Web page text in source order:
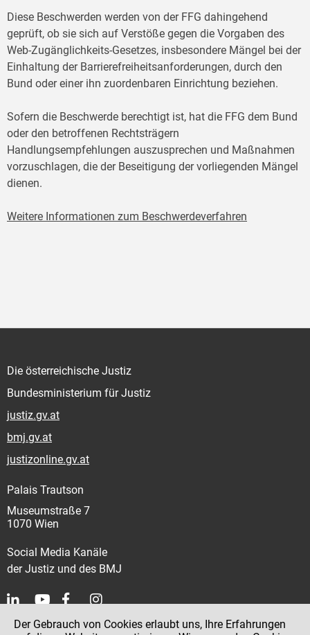
Diese Beschwerden werden von der FFG dahingehend
geprüft, ob sie sich auf Verstöße gegen die Vorgaben des
Web-Zugänglichkeits-Gesetzes, insbesondere Mängel bei der
Einhaltung der Barrierefreiheitsanforderungen, durch den
Bund oder einer ihn zuordenbaren Einrichtung beziehen.
Sofern die Beschwerde berechtigt ist, hat die FFG dem Bund
oder den betroffenen Rechtsträgern
Handlungsempfehlungen auszusprechen und Maßnahmen
vorzuschlagen, die der Beseitigung der vorliegenden Mängel
dienen.
Weitere Informationen zum Beschwerdeverfahren
Die österreichische Justiz
Bundesministerium für Justiz
justiz.gv.at
bmj.gv.at
justizonline.gv.at
Palais Trautson
Museumstraße 7
1070 Wien
Social Media Kanäle
der Justiz und des BMJ
Kontakt
Der Gebrauch von Cookies erlaubt uns, Ihre Erfahrungen